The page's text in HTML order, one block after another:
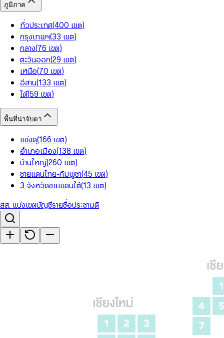
ภูมิภาค
ทั่วประเทศ(400 เขต)
กรุงเทพฯ(33 เขต)
กลาง(76 เขต)
ตะวันออก(29 เขต)
เหนือ(70 เขต)
อีสาน(133 เขต)
ใต้(59 เขต)
พื้นที่น่าจับตา
แข่งดุ(166 เขต)
อำเภอเมือง(138 เขต)
บ้านใหญ่(260 เขต)
ชายแดนไทย-กัมพูชา(45 เขต)
3 จังหวัดชายแดนใต้(13 เขต)
สส. แบ่งเขตบัญชีรายชื่อประชามติ